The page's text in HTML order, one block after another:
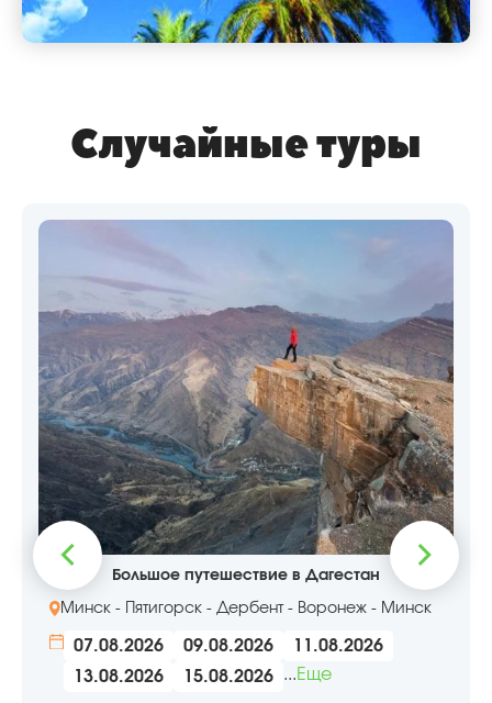
Выбирайте курорт Хургада или Шарм-Эль-
Случайные туры
путешествие в Дагестан
- Дербент - Воронеж - Минск
09.08.2026
11.08.2026
15.08.2026 ...Еще
Минск -
07.08.2026